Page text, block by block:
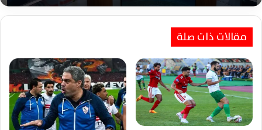
الزمالك يشترط موافقة مصطفى محمد أولاً
لحسم عودته الهجومية المرتقبة رسميًا
مقالات ذات صلة